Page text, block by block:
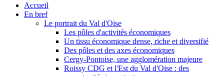
Accueil
En bref
Le portrait du Val d'Oise
Les pôles d'activités économiques
Un tissu économique dense, riche et diversifié
Des pôles et des axes économiques
Cergy-Pontoise, une agglomération majeure
Roissy CDG et l'Est du Val d'Oise : des